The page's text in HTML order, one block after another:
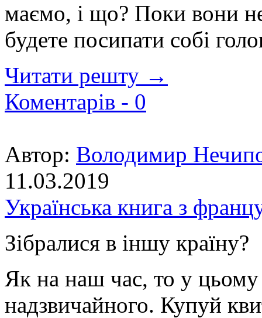
маємо, і що? Поки вони не
будете посипати собі
Читати решту →
Коментарів - 0
Автор: Володимир
11.03.2019
Українська книга з
Зібралися в іншу країну?
Як на наш час, то у цьому
надзвичайного. Купуй